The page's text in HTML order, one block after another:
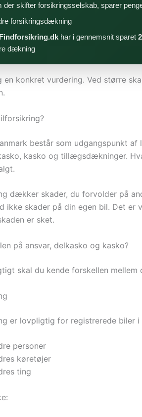
der skifter forsikringsselskab, sparer
forsikringsdækning
Findforsikring.dk har i gennemsnit sparet
dækning
konkret vurdering. Ved større
består som udgangspunkt
kasko og tillægsdækninger.
dækker skader, du forvolder på
ikke skader på din egen bil. Det
er sket.
på ansvar, delkasko og kasko?
skal du kende forskellen
er lovpligtig for registrerede biler
personer
køretøjer
ting